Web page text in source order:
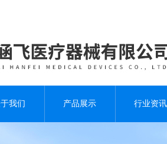
我们 产品展示 行业资讯